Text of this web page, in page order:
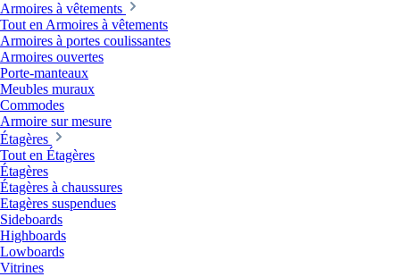
Armoires à vêtements
Tout en Armoires à vêtements
Armoires à portes coulissantes
Armoires ouvertes
Porte-manteaux
Meubles muraux
Commodes
Armoire sur mesure
Étagères
Tout en Étagères
Étagères
Étagères à chaussures
Etagères suspendues
Sideboards
Highboards
Lowboards
Vitrines